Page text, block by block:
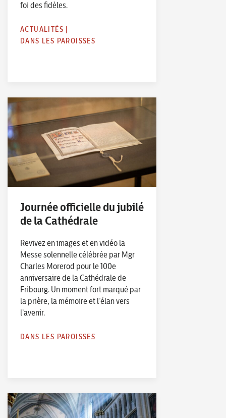
foi des fidèles.
ACTUALITÉS |
DANS LES PAROISSES
Journée officielle du jubilé
de la Cathédrale
Revivez en images et en vidéo la
Messe solennelle célébrée par Mgr
Charles Morerod pour le 100e
anniversaire de la Cathédrale de
Fribourg. Un moment fort marqué par
la prière, la mémoire et l’élan vers
l’avenir.
DANS LES PAROISSES